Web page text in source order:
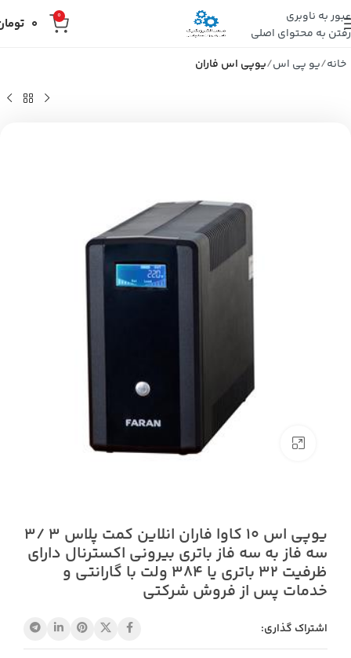
عبور به ناوبری
رفتن به محتوای اصلی
0
0
خانه یو پی اس یوپی اس فاران
بزرگنمایی تصویر
یوپی اس 10 کاوا فاران انلاین کمت پلاس 3 /3
سه فاز به سه فاز باتری بیرونی اکسترنال دارای
ظرفیت 32 باتری یا 384 ولت با گارانتی و
خدمات پس از فروش شرکتی
اشتراک گذاری: